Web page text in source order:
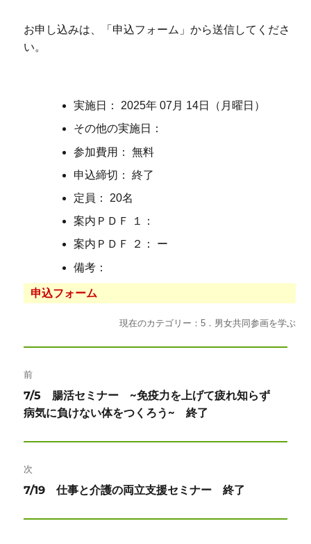
お申し込みは、「申込フォーム」から送信してくださ
い。
実施日： 2025年 07月 14日（月曜日）
その他の実施日：
参加費用： 無料
申込締切： 終了
定員： 20名
案内ＰＤＦ １：
案内ＰＤＦ ２： ー
備考：
申込フォーム
現在のカテゴリー：5．男女共同参画を学ぶ
稿
ナ
ビ
ゲ
ー
シ
前
前
の
7/5 腸活セミナー ~免疫力を上げて疲れ知らず
病気に負けない体をつくろう~ 終了
次
次
7/19 仕事と介護の両立支援セミナー 終了